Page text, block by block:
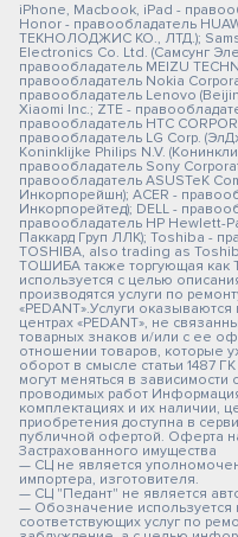
iPhone, Macbook, iPad -
Honor - правообладатель
ТЕКНОЛОДЖИС КО., ЛТД.);
Electronics Co. Ltd. (Самсунг
правообладатель MEIZU
правообладатель Nokia
правообладатель Lenovo
Xiaomi Inc.; ZTE -
правообладатель HTC
правообладатель LG Corp.
Koninklijke Philips N.V.
правообладатель Sony
правообладатель ASUSTeK
Инкорпорейшн); ACER -
Инкорпорейтед); DELL -
правообладатель HP Hewlett-
Паккард Груп ЛЛК); Toshiba -
TOSHIBA, also trading as
ТОШИБА также торгующая как
используется с целью
производятся услуги по
«PEDANT».Услуги
центрах «PEDANT», не
товарных знаков и/или с ее
отношении товаров, которые
оборот в смысле статьи 1487
могут меняться в зависимости
проводимых работ
комплектациях и их наличии,
приобретения доступна в
публичной офертой. Оферта
Застрахованного имущества
— СЦ не является
импортера, изготовителя.
— СЦ "Педант" не является
— Обозначение используется
соответствующих услуг по